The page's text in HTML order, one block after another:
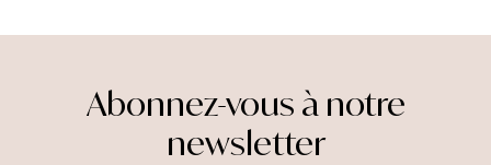
Abonnez-vous à notre
newsletter